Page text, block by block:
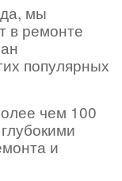
мы
в ремонте
популярных
чем 100
и